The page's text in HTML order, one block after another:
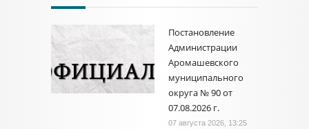
Постановление
Администрации
Аромашевского
муниципального
округа № 90 от
07.08.2026 г.
07 августа 2026, 13:25